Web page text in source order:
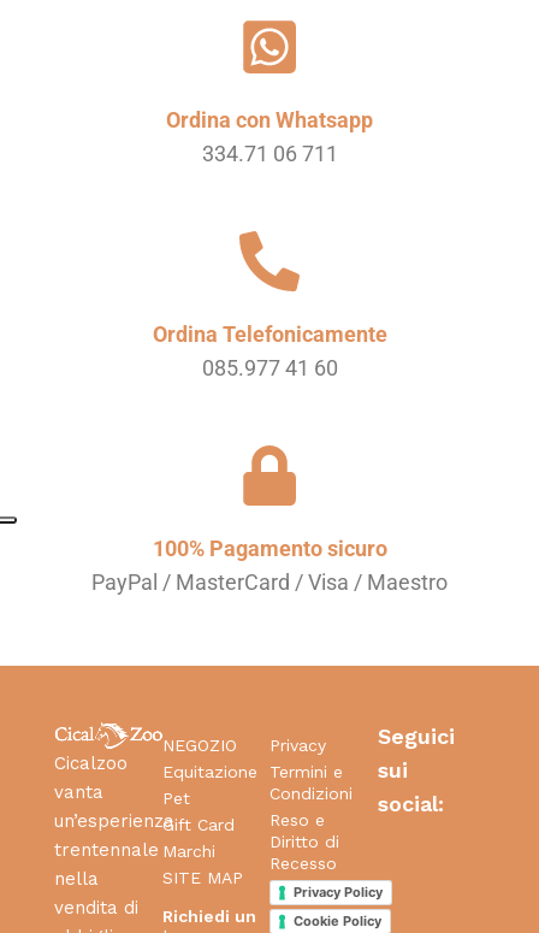
Ordina con Whatsapp
334.71 06 711
Ordina Telefonicamente
085.977 41 60
100% Pagamento sicuro
PayPal / MasterCard / Visa / Maestro
Cicalzoo
vanta
un’esperienza
trentennale
nella
vendita di
NEGOZIO
Equitazione
Pet
Gift Card
Marchi
SITE MAP
Richiedi un
Privacy
Termini e
Condizioni
Reso e
Diritto di
Recesso
Privacy Policy
Cookie Policy
Seguici
sui
social: